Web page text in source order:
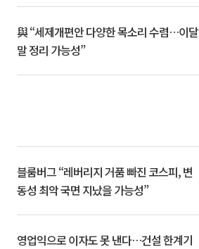
與 “세제개편안 다양한 목소리 수렴…이달
말 정리 가능성”
블룸버그 “레버리지 거품 빠진 코스피, 변
동성 최악 국면 지났을 가능성”
영업익으로 이자도 못 낸다…건설 한계기